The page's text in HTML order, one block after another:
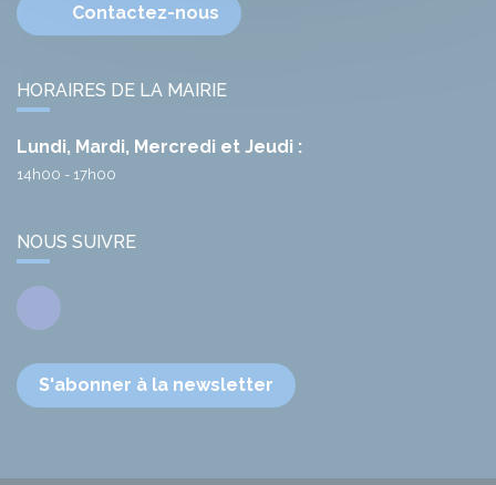
Contactez-nous
HORAIRES DE LA MAIRIE
Lundi, Mardi, Mercredi et Jeudi :
14h00 - 17h00
NOUS SUIVRE
Facebook
S'abonner à la newsletter